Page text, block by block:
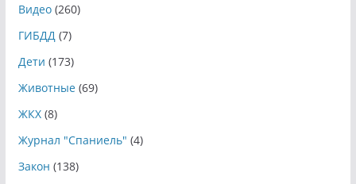
Видео(260)
ГИБДД(7)
Дети (173)
Животные(69)
ЖКХ(8)
Журнал "Спаниель" (4)
Закон (138)